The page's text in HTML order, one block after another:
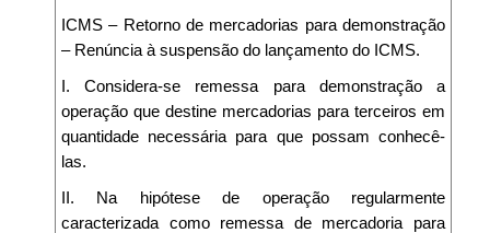
ICMS – Retorno de mercadorias para demonstração
– Renúncia à suspensão do lançamento do ICMS.
I. Considera-se remessa para demonstração a
operação que destine mercadorias para terceiros em
quantidade necessária para que possam conhecê-
las.
II. Na hipótese de operação regularmente
caracterizada como remessa de mercadoria para